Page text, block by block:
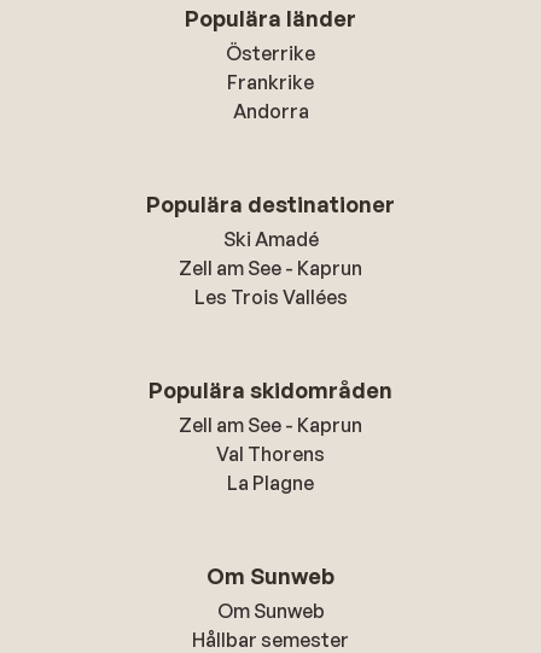
Populära länder
Österrike
Frankrike
Andorra
Populära destinationer
Ski Amadé
Zell am See - Kaprun
Les Trois Vallées
Populära skidområden
Zell am See - Kaprun
Val Thorens
La Plagne
Om Sunweb
Om Sunweb
Hållbar semester